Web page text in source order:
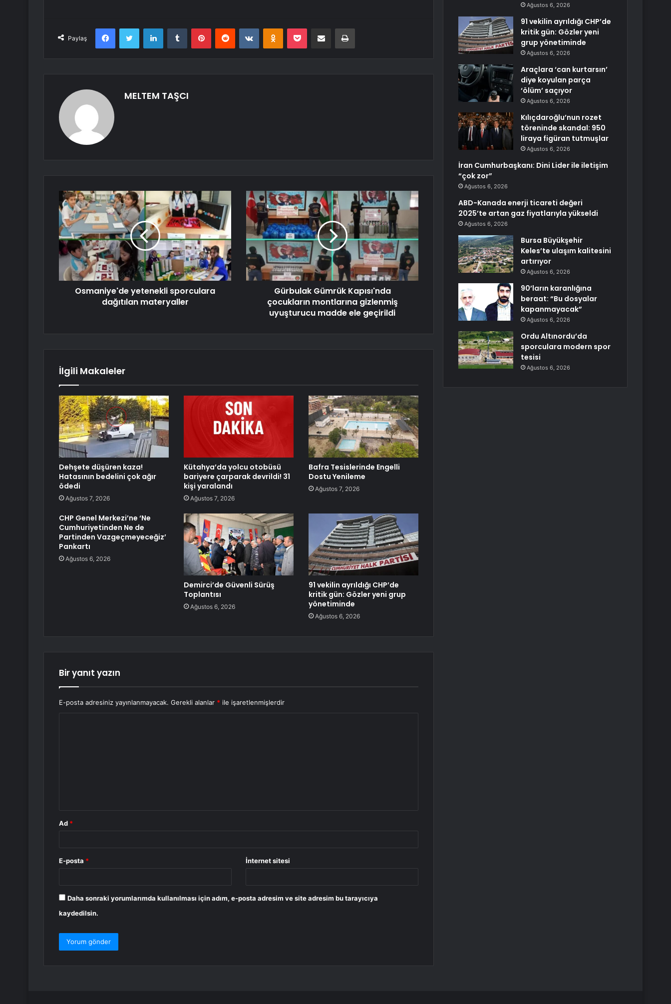
Paylaş
FacebookTwitter LinkedInTumblr PinterestReddit VKontakteOdnoklassniki
Pocket E-Posta ile paylaş Yazdır
MELTEM TAŞCI
Osmaniye'de yetenekli sporculara
dağıtılan materyaller
Gürbulak Gümrük Kapısı'nda
çocukların montlarına gizlenmiş
uyuşturucu madde ele geçirildi
İlgili Makaleler
Dehşete düşüren kaza!
Hatasının bedelini çok ağır
ödedi
Ağustos 7, 2026
Kütahya’da yolcu otobüsü
bariyere çarparak devrildi! 31
kişi yaralandı
Ağustos 7, 2026
Bafra Tesislerinde Engelli
Dostu Yenileme
Ağustos 7, 2026
CHP Genel Merkezi’ne ‘Ne
Cumhuriyetinden Ne de
Partinden Vazgeçmeyeceğiz’
Pankartı
Ağustos 6, 2026
Demirci’de Güvenli Sürüş
Toplantısı
Ağustos 6, 2026
91 vekilin ayrıldığı CHP’de
kritik gün: Gözler yeni grup
yönetiminde
Ağustos 6, 2026
Bir yanıt yazın
E-posta adresiniz yayınlanmayacak. Gerekli alanlar * ile işaretlenmişlerdir
Ad *
E-posta * İnternet sitesi
Daha sonraki yorumlarımda kullanılması için adım, e-posta adresim ve site adresim bu tarayıcıya
kaydedilsin.
Ağustos 6, 2026
91 vekilin ayrıldığı CHP’de
kritik gün: Gözler yeni
grup yönetiminde
Ağustos 6, 2026
Araçlara ‘can kurtarsın’
diye koyulan parça
‘ölüm’ saçıyor
Ağustos 6, 2026
Kılıçdaroğlu’nun rozet
töreninde skandal: 950
liraya figüran tutmuşlar
Ağustos 6, 2026
İran Cumhurbaşkanı: Dini Lider ile iletişim
“çok zor”
Ağustos 6, 2026
ABD-Kanada enerji ticareti değeri
2025’te artan gaz fiyatlarıyla yükseldi
Ağustos 6, 2026
Bursa Büyükşehir
Keles’te ulaşım kalitesini
artırıyor
Ağustos 6, 2026
90’ların karanlığına
beraat: “Bu dosyalar
kapanmayacak”
Ağustos 6, 2026
Ordu Altınordu’da
sporculara modern spor
tesisi
Ağustos 6, 2026